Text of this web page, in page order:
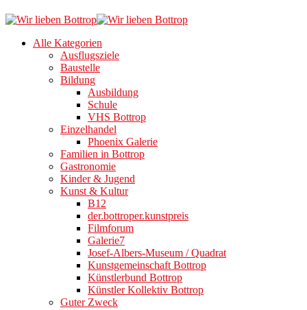
Alle Kategorien
Ausflugsziele
Baustelle
Bildung
Ausbildung
Schule
VHS Bottrop
Einzelhandel
Phoenix Galerie
Familien in Bottrop
Gastronomie
Kinder & Jugend
Kunst & Kultur
B12
der.bottroper.kunstpreis
Filmforum
Galerie7
Josef-Albers-Museum / Quadrat
Kunstgemeinschaft Bottrop
Künstlerbund Bottrop
Künstler Kollektiv Bottrop
Guter Zweck